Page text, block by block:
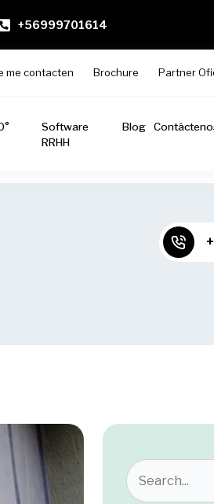
+56999701614
me contacten Brochure Partner
Software
RRHH
Blog